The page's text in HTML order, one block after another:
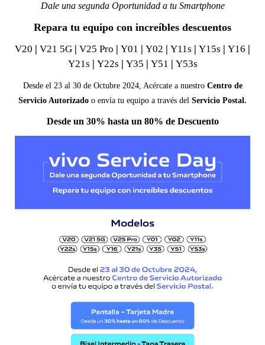
Chile | Seleccione país/región
Dale una segunda Oportunidad a tu Smartphone
Repara tu equipo con increíbles descuentos
V20 | V21 5G | V25 Pro | Y01 | Y02 | Y11s | Y15s | Y16 |
Y21s | Y22s | Y35 | Y51 | Y53s
Desde el 23 al 30 de Octubre 2024, Acércate a nuestro Centro de
Servicio Autorizado o envía tu equipo a través del Servicio Postal.
Desde un 30% hasta un 80% de Descuento